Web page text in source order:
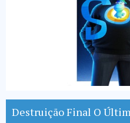
Destruição Final O